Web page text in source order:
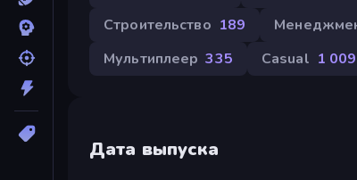
Строительство 189
Мультиплеер 335 Casual 1 009
Дата выпуска